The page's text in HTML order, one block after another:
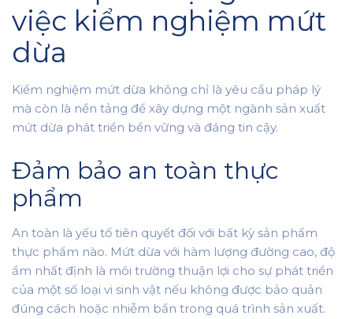
việc kiểm nghiệm mứt
dừa
Kiểm nghiệm mứt dừa không chỉ là yêu cầu pháp lý
mà còn là nền tảng để xây dựng một ngành sản xuất
mứt dừa phát triển bền vững và đáng tin cậy.
Đảm bảo an toàn thực
phẩm
An toàn là yếu tố tiên quyết đối với bất kỳ sản phẩm
thực phẩm nào. Mứt dừa với hàm lượng đường cao, độ
ẩm nhất định là môi trường thuận lợi cho sự phát triển
của một số loại vi sinh vật nếu không được bảo quản
đúng cách hoặc nhiễm bẩn trong quá trình sản xuất.